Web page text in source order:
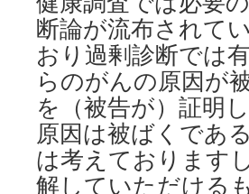
断論が流布されて
おり過剰診断では
らのがんの原因が
を（被告が）証明
原因は被ばくであ
は考えております
解していただける